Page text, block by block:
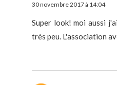
30 novembre 2017 à 14:04
Super look! moi aussi
très peu. L'association